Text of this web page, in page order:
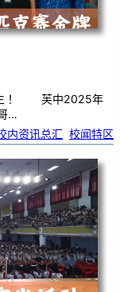
生！ 芙中2025年
…
内资讯总汇 校闻特区